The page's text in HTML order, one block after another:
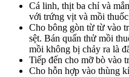
Cá linh, thịt ba chỉ và
với trứng vịt và mồi
Cho bông gòn từ từ vào
sệt. Bán quấn thử mồi
mồi không bị chảy ra là
Tiếp đến cho mỡ bò vào
Cho hỗn hợp vào thùng